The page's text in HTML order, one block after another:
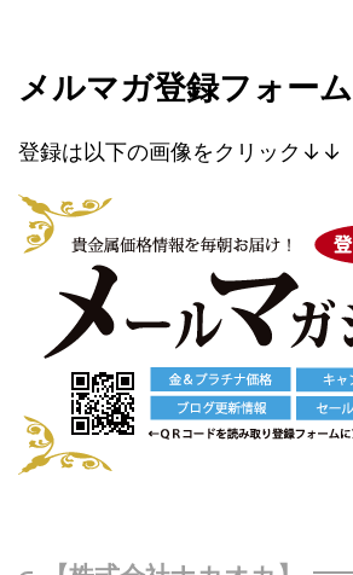
メルマガ登録フォーム
登録は以下の画像をクリック↓↓